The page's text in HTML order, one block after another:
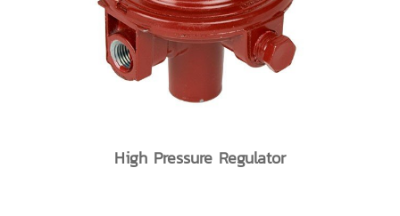
High Pressure Regulator